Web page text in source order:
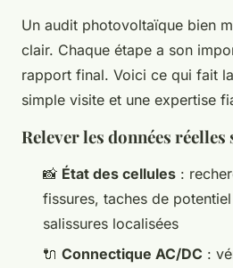
Un audit photovoltaïque bien
clair. Chaque étape a son
rapport final. Voici ce qui fait
simple visite et une expertise
Relever les données
📸 État des cellules :
fissures, taches de
salissures localisées
🔌 Connectique AC/DC :